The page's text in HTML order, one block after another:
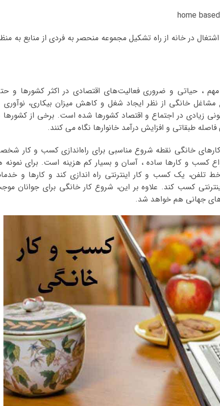
در خانه از راه تشکیل مجموعه منحصر به فردی از منابع به
، حیاتی و ضروری فعالیت‌های اقتصادی در اکثر کشورها و
خانگی از نظر ایجاد شغل و کاهش میزان بیکاری، نوآوری
زیادی در اجتماع و اقتصاد کشورها شده است. برخی از کشورها
طبقاتی و افزایش درآمد خانوارها نگاه می کنند.
کارهای خانگی نقطه شروع مناسبی برای راه‌اندازی کسب و کار
کسب و کارها ساده ، آسان و بسیار کم هزینه است. برای نمونه
تلفن، یک کسب و کار اینترنتی راه اندازی کند و کارها و
کسب کند. علاوه بر این، شروع کار خانگی برای جوانان
جهانی هم خواهد شد.